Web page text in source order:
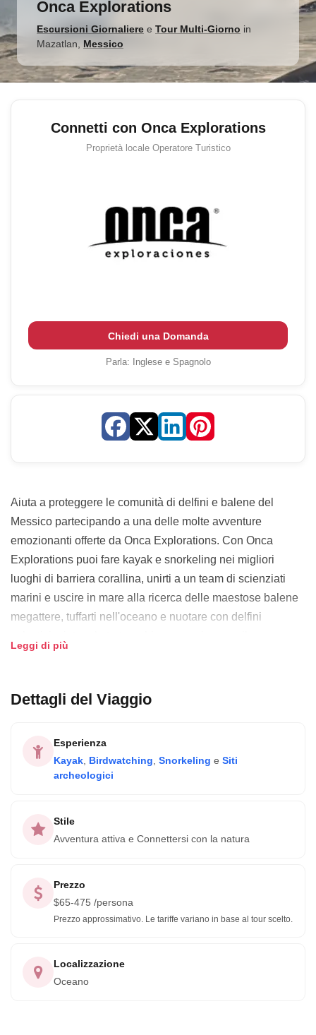
Onca Explorations
Escursioni Giornaliere e Tour Multi-Giorno in
Mazatlan
Messico
Aiuta a proteggere le comunità di delfini e balene del
Messico partecipando a una delle molte avventure
emozionanti offerte da Onca Explorations. Con Onca
Explorations puoi fare kayak e snorkeling nei migliori
luoghi di barriera corallina, unirti a un team di scienziati
marini e uscire in mare alla ricerca delle maestose balene
megattere, tuffarti nell'oceano e nuotare con delfini
la prima volta, fare escursioni e birdwatching nelle
Tutte le avventure aiutano a finanziare varie spedizioni
scientifiche che contribuiscono a proteggere la fauna
Leggi di più
Dettagli del Viaggio
Esperienza
Kayak Birdwatching Snorkeling e Siti
archeologici
Stile
Avventura attiva e Connettersi con la natura
Prezzo
$65-475 /persona
Prezzo approssimativo. Le tariffe variano in base al tour scelto.
Localizzazione
Oceano
Connetti con Onca Explorations
Proprietà locale Operatore Turistico
Chiedi una Domanda
Parla: Inglese e Spagnolo